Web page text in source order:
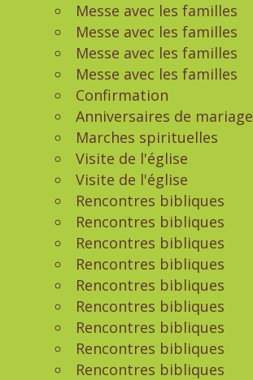
Messe avec les familles
Messe avec les familles
Messe avec les familles
Messe avec les familles
Confirmation
Anniversaires de mariage
Marches spirituelles
Visite de l'église
Visite de l'église
Rencontres bibliques
Rencontres bibliques
Rencontres bibliques
Rencontres bibliques
Rencontres bibliques
Rencontres bibliques
Rencontres bibliques
Rencontres bibliques
Rencontres bibliques